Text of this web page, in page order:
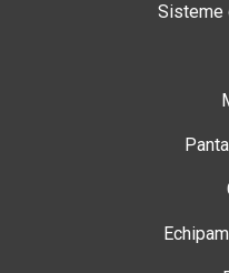
Sisteme